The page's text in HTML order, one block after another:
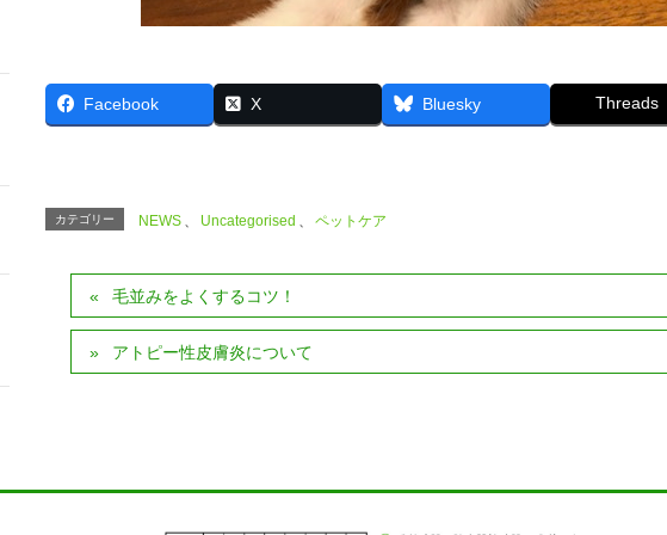
Facebook X Bluesky Threads
カテゴリー NEWS 、 Uncategorised 、 ペットケア
毛並みをよくするコツ！
アトピー性皮膚炎について